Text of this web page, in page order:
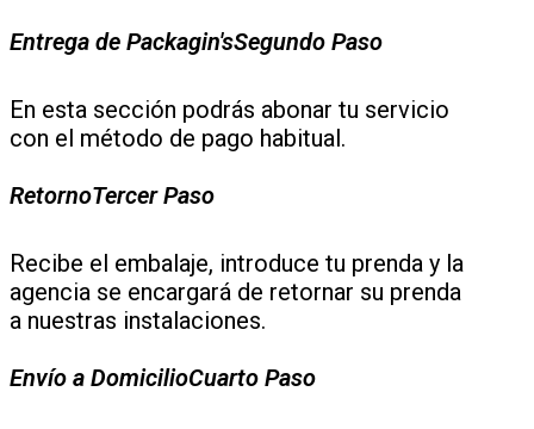
Entrega de Packagin's​Segundo Paso
En esta sección podrás abonar tu servicio
con el método de pago habitual.
RetornoTercer Paso
Recibe el embalaje, introduce tu prenda y la
agencia se encargará de retornar su prenda
a nuestras instalaciones.
Envío a DomicilioCuarto Paso